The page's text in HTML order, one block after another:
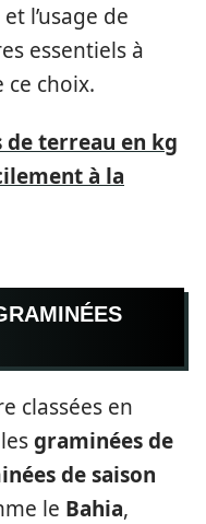
l’usage de
essentiels à
choix.
de terreau en kg
à la
classées en
graminées de
de saison
le Bahia,